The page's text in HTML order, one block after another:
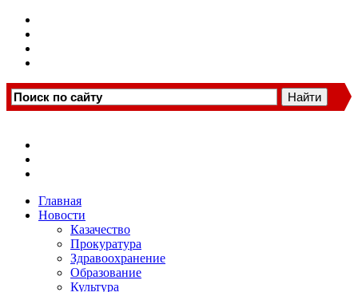
Главная
Новости
Казачество
Прокуратура
Здравоохранение
Образование
Культура